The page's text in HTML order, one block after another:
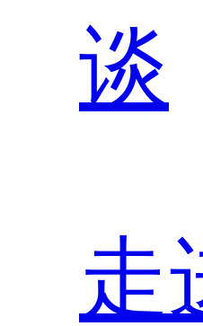
谈
走